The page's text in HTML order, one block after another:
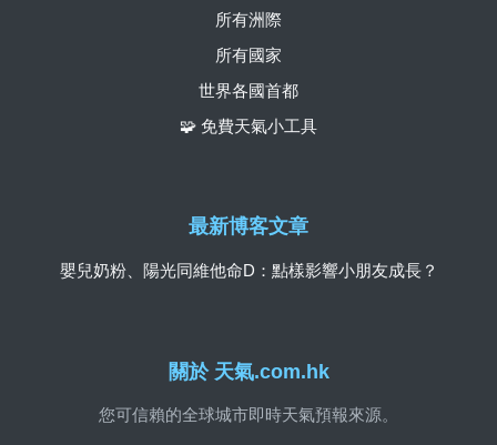
關於 天氣.com.hk
您可信賴的全球城市即時天氣預報來源。
所有洲際
所有國家
世界各國首都
🧩 免費天氣小工具
最新博客文章
嬰兒奶粉、陽光同維他命D：點樣影響小朋友成長？